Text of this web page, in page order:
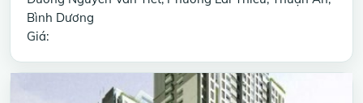
Bình Dương
Giá: